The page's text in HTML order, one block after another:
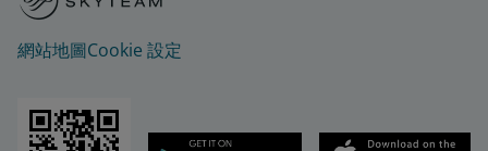
網站地圖Cookie 設定